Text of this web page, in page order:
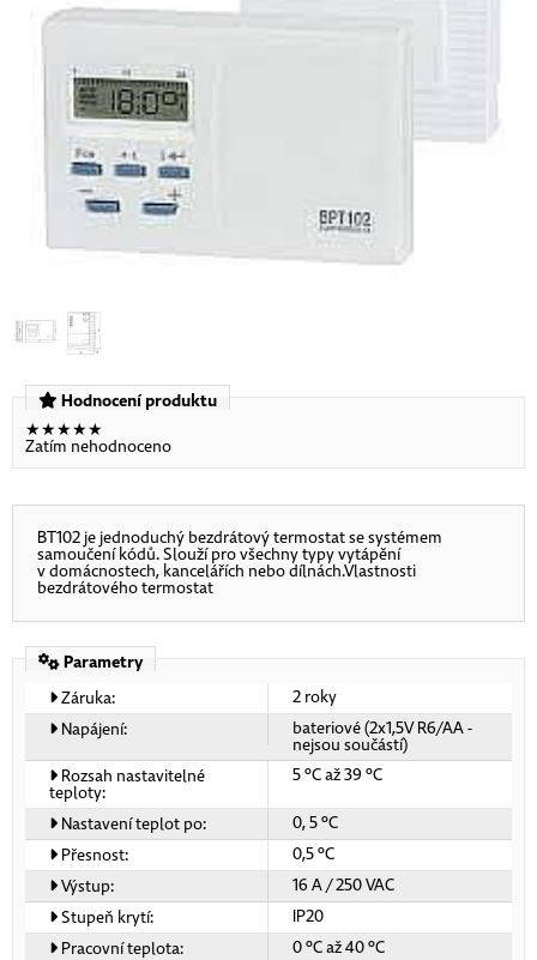
Hodnocení produktu
★★★★★
Zatím nehodnoceno
BT102 je jednoduchý bezdrátový termostat se systémem
samoučení kódů. Slouží pro všechny typy vytápění
v domácnostech, kancelářích nebo dílnách.Vlastnosti
bezdrátového termostat
Parametry
Záruka:
2 roky
Napájení:
bateriové (2x1,5V R6/AA -
nejsou součástí)
Rozsah nastavitelné
teploty:
5 °C až 39 °C
Nastavení teplot po:
0, 5 °C
Přesnost:
0,5 °C
Výstup:
16 A / 250 VAC
Stupeň krytí:
IP20
Pracovní teplota:
0 °C až 40 °C